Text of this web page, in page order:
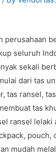
perusahaan
seluruh
sekali
dari tas
tas ransel,
tas
ransel lelaki
pouch,
mudah